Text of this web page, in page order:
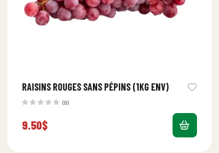
RAISINS ROUGES SANS PÉPINS (1KG ENV)
(0)
9.50$